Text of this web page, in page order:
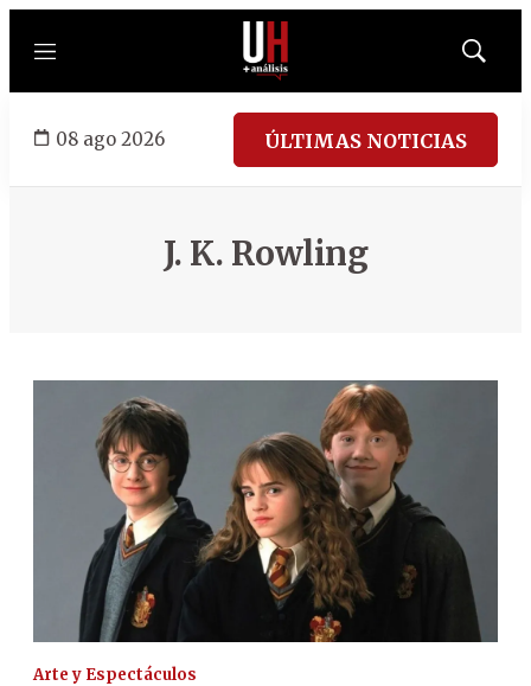
Menú
Mostrar
08 ago 2026 ÚLTIMAS NOTICIAS
J. K. Rowling
Arte y Espectáculos